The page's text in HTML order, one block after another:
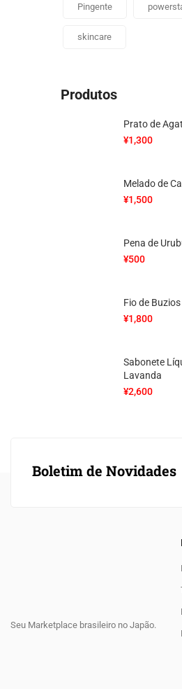
Pingente
skincare
Produtos
Prato de
¥1,300
Melado de
¥1,500
Pena de
¥500
Fio de Buzios
¥1,800
Sabonete
Lavanda
¥2,600
Boletim de Novidades
Seu Marketplace brasileiro no Japão.